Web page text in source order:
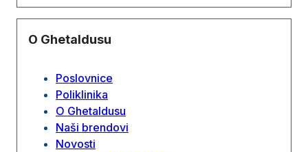
O Ghetaldusu
Poslovnice
Poliklinika
O Ghetaldusu
Naši brendovi
Novosti